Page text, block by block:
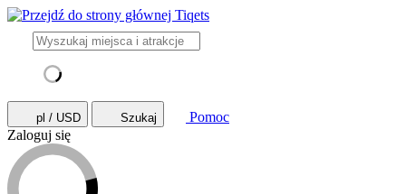
pl / USD Szukaj
Pomoc
Zaloguj się